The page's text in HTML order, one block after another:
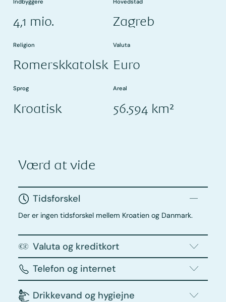
4,1 mio. Zagreb
Religion
Romerskkatolsk
Valuta
Euro
Sprog
Kroatisk
Areal
56.594 km²
Værd at vide
Tidsforskel
Der er ingen tidsforskel mellem Kroatien og Danmark.
Valuta og kreditkort
Telefon og internet
Drikkevand og hygiejne